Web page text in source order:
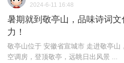
2024-6-11 16:48
暑期就到敬亭山，品味诗词
力！
敬亭山位于 安徽省宣城市 走进敬亭山
空调房，登顶敬亭，远眺日出风景 ...